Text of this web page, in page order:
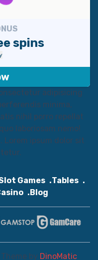
spins
adipisicing
minima,
nihil porro repellat
laboriosam nemo!
Lorem ipsum dolor sit
Games
Tables
Blog
by DinoMatic